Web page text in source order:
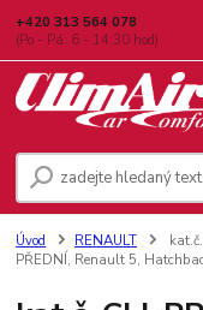
+420 313 564 078
(Po - Pá: 6 - 14:30 hod)
Úvod RENAULT
PŘEDNÍ, Renault 5,